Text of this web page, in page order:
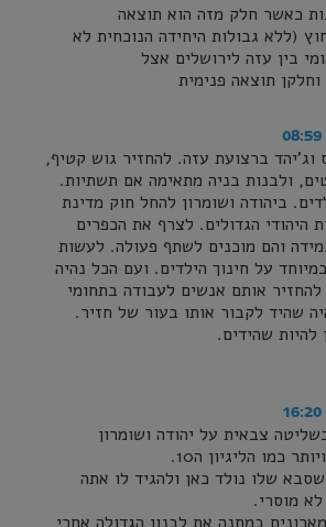
כאשר חלק מזה הוא תוצאה
(ללא גבולות היחידה הנוכחית לא
בין עזה לירושלים אצל
תוצאה פנימית
וג'יהד ברצועת עזה. להחזיר גוש קטיף,
ולבנות בניה מתאימה אם תשתיות.
ביהודה ושומרון להחל חוק מדינת
היהודי הגדולים. לצרף את הכפרים
והם מוכנים לשתף פעולה. לעשות
על חינוך הילדים. ועם הכל נהיה
אותם אנשים לעבודה בתחומי
שהיד לקבור אותו בעור של חזיר.
שהידים.
צבאית על יהודה ושומרון
כמו הליגיון ה10.
– לבוא נער בן 18 שסבא שלו נולד כאן ולהגיד לו אתה
מוסרי.
במתנה את לבנון הגדולה אחרי